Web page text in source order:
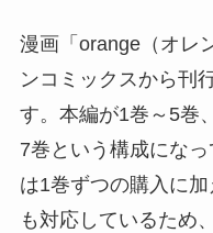
漫画「orange（オレ
ンコミックスから刊
す。本編が1巻～5巻
7巻という構成にな
は1巻ずつの購入に
も対応しているため